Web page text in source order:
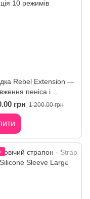
Rebel Extension —
пеніса і
10 режимів
грн 1 200.00 грн